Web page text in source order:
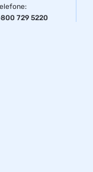
dimensao da
:
729 5220